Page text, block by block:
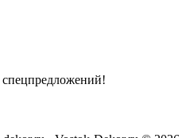
спецпредложений!